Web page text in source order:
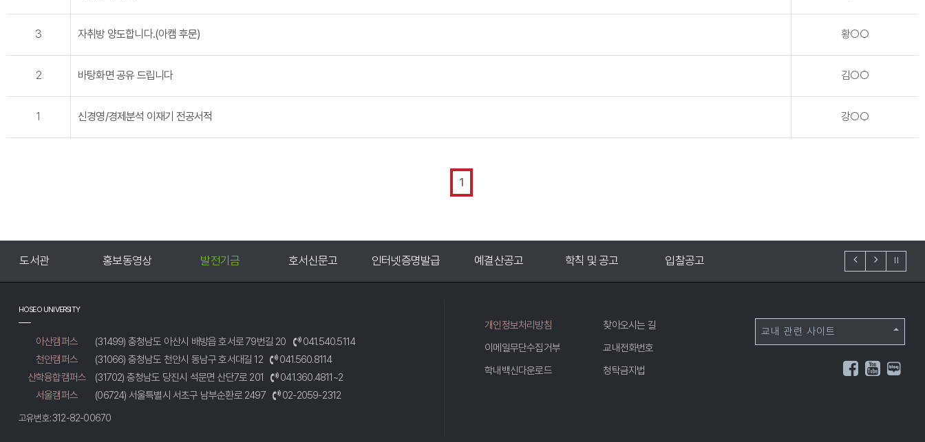
3 자취방 양도합니다.(아캠 후문) 황○○
2 바탕화면 공유 드립니다 김○○
1 신경영/경제분석 이재기 전공서적 강○○
1
홍보동영상 발전기금 호서신문고 인터넷증명발급 예결산공고 학칙 및 공고 입찰공고 대학알리미
HOSEO UNIVERSITY
아산캠퍼스 (31499) 충청남도 아산시 배방읍 호서로 79번길 20
041.540.5114
천안캠퍼스
(31066) 충청남도 천안시 동남구 호서대길 12
041.560.8114
산학융합캠퍼스
(31702) 충청남도 당진시 석문면 산단7로 201
041.360.4811~2
서울캠퍼스
(06724) 서울특별시 서초구 남부순환로 2497 02-2059-2312
고유번호: 312-82-00670
개인정보처리방침
찾아오시는 길
이메일무단수집거부
교내전화번호
학내백신다운로드
청탁금지법
교내 관련 사이트